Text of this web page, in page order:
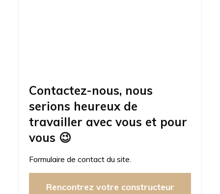
Contactez-nous, nous
serions heureux de
travailler avec vous et pour
vous 😉
Formulaire de contact du site.
Rencontrez votre constructeur